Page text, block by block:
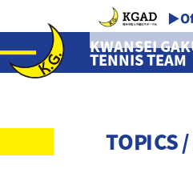
KWANSEI
TENNIS TEAM
TOPICS